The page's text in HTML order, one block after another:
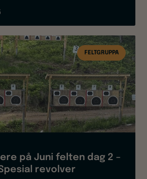
FELTGRUPPA
på Juni felten dag 2 –
revolver